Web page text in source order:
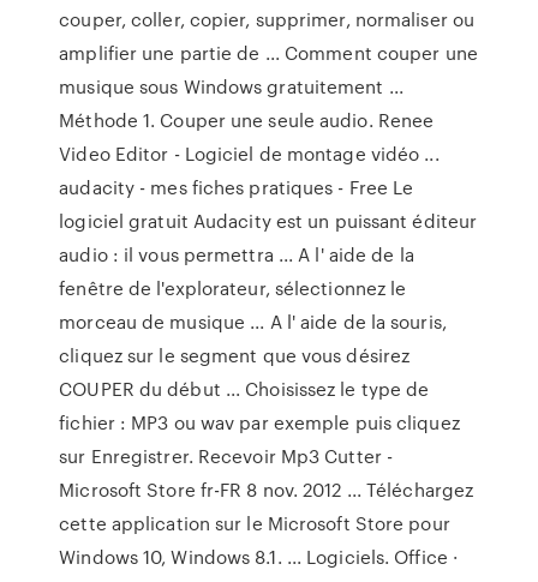
couper, coller, copier, supprimer, normaliser ou
amplifier une partie de ... Comment couper une
musique sous Windows gratuitement ...
Méthode 1. Couper une seule audio. Renee
Video Editor - Logiciel de montage vidéo ...
audacity - mes fiches pratiques - Free Le
logiciel gratuit Audacity est un puissant éditeur
audio : il vous permettra ... A l' aide de la
fenêtre de l'explorateur, sélectionnez le
morceau de musique ... A l' aide de la souris,
cliquez sur le segment que vous désirez
COUPER du début ... Choisissez le type de
fichier : MP3 ou wav par exemple puis cliquez
sur Enregistrer. Recevoir Mp3 Cutter -
Microsoft Store fr-FR 8 nov. 2012 ... Téléchargez
cette application sur le Microsoft Store pour
Windows 10, Windows 8.1. ... Logiciels. Office ·